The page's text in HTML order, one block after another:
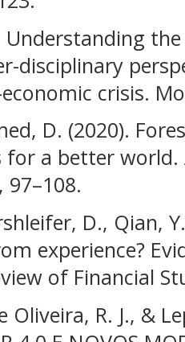
Understanding
disciplinary
crisis.
D. (2020).
a better world.
97–108.
D., Qian,
experience?
of Financial
Oliveira, R. J., &